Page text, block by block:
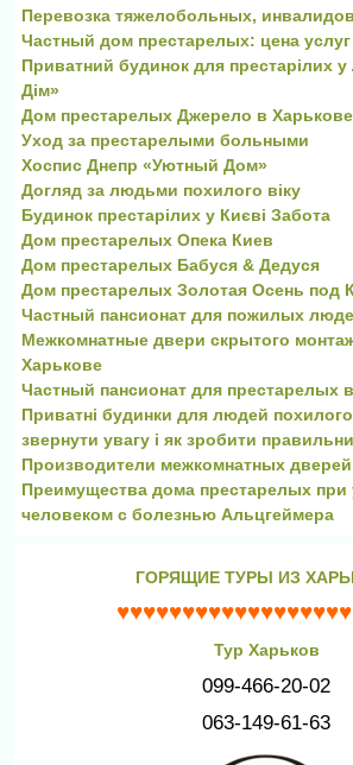
Перевозка тяжелобольных, инвалидов
Частный дом престарелых: цена услуг
Приватний будинок для престарілих у
Дім»
Дом престарелых Джерело в Харькове
Уход за престарелыми больными
Хоспис Днепр «Уютный Дом»
Догляд за людьми похилого віку
Будинок престарілих у Києві Забота
Дом престарелых Опека Киев
Дом престарелых Бабуся & Дедуся
Дом престарелых Золотая Осень под
Частный пансионат для пожилых
Межкомнатные двери скрытого
Харькове
Частный пансионат для престарелых
Приватні будинки для людей
звернути увагу і як зробити
Производители межкомнатных дверей
Преимущества дома престарелых
человеком с болезнью Альцгеймера
ГОРЯЩИЕ ТУРЫ ИЗ
Тур Харьков
099-466-20-02
063-149-61-63